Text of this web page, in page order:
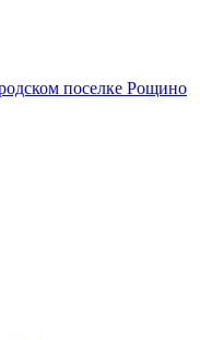
поселке Рощино